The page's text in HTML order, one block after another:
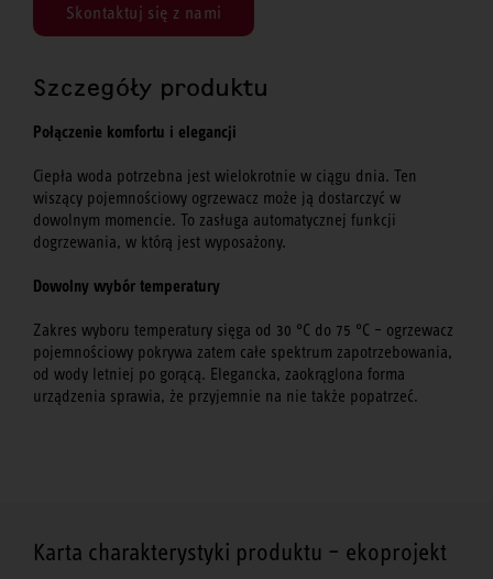
Skontaktuj się z nami
Szczegóły produktu
Połączenie komfortu i elegancji
Ciepła woda potrzebna jest wielokrotnie w ciągu dnia. Ten
wiszący pojemnościowy ogrzewacz może ją dostarczyć w
dowolnym momencie. To zasługa automatycznej funkcji
dogrzewania, w którą jest wyposażony.
Dowolny wybór temperatury
Zakres wyboru temperatury sięga od 30 °C do 75 °C – ogrzewacz
pojemnościowy pokrywa zatem całe spektrum zapotrzebowania,
od wody letniej po gorącą. Elegancka, zaokrąglona forma
urządzenia sprawia, że przyjemnie na nie także popatrzeć.
Karta charakterystyki produktu – ekoprojekt